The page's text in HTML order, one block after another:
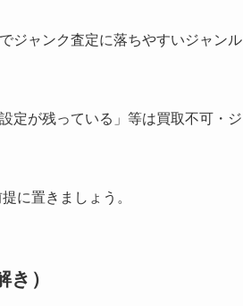
ジャンク査定に落ちやすいジャンル
定が残っている」等は買取不可・ジ
に置きましょう。
）